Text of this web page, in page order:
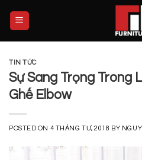
TIN TỨC
Sự Sang Trọng Trong
Ghế Elbow
POSTED ON 4 THÁNG TƯ, 2018 BY